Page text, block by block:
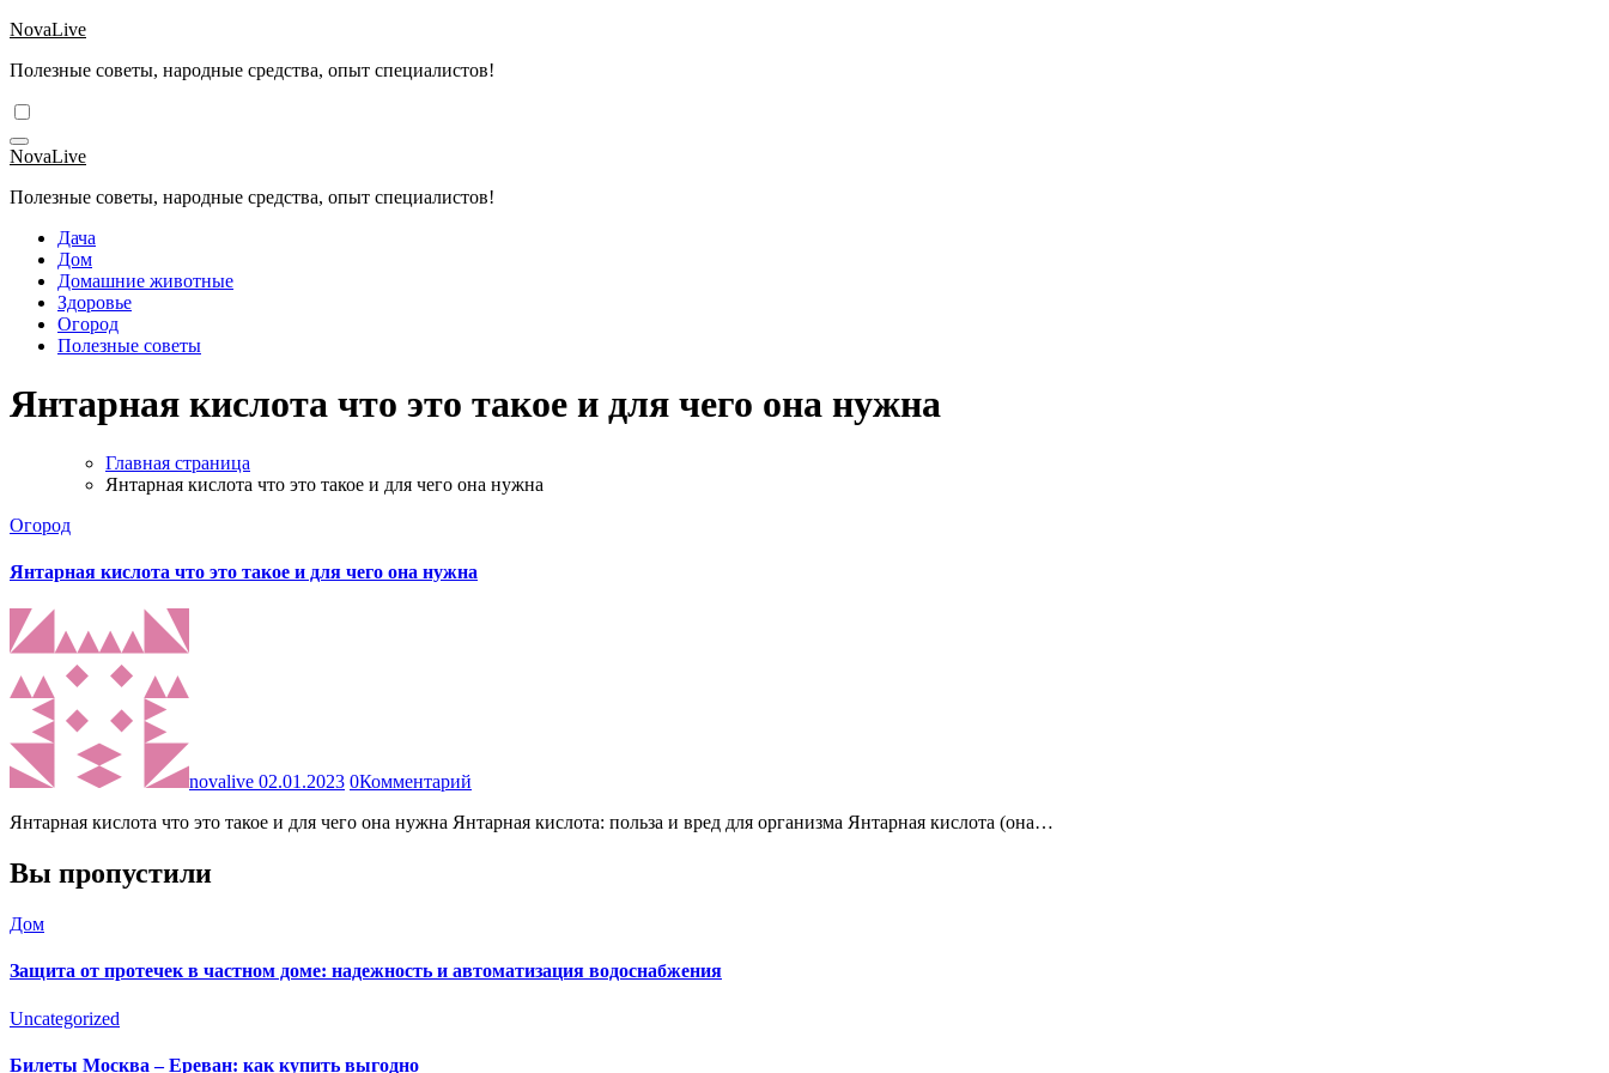
Перейти
содержимому
NovaLive
Полезные советы, народные средства, опыт специалистов!
NovaLive
Полезные советы, народные средства, опыт специалистов!
Дача
Дом
Домашние животные
Здоровье
Огород
Полезные советы
Янтарная кислота что это такое и для чего она нужна
Главная страница
Янтарная кислота что это такое и для чего она нужна
Огород
Янтарная кислота что это такое и для чего она нужна
novalive 02.01.2023 0Комментарий
Янтарная кислота что это такое и для чего она нужна Янтарная кислота: польза и вред для организма Янтарная кислота (она…
Вы пропустили
Дом
Защита от протечек в частном доме: надежность и автоматизация водоснабжения
Uncategorized
Билеты Москва – Ереван: как купить выгодно